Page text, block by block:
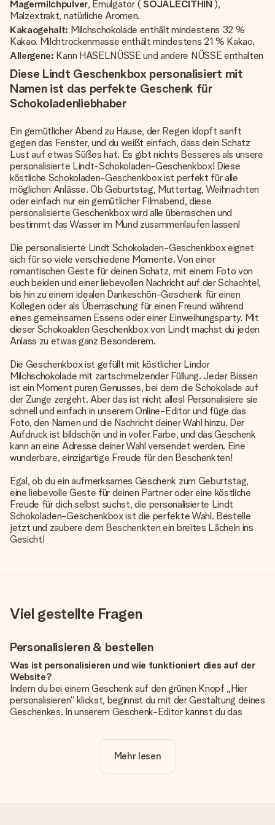
Magermilchpulver, Emulgator (SOJALECITHIN ),
Malzextrakt, natürliche Aromen.
Kakaogehalt: Milchschokolade enthält mindestens 32 %
Kakao. Milchtrockenmasse enthält mindestens 21 % Kakao.
Allergene: Kann HASELNÜSSE und andere NÜSSE enthalten
Diese Lindt Geschenkbox personalisiert mit
Namen ist das perfekte Geschenk für
Schokoladenliebhaber
Ein gemütlicher Abend zu Hause, der Regen klopft sanft
gegen das Fenster, und du weißt einfach, dass dein Schatz
Lust auf etwas Süßes hat. Es gibt nichts Besseres als unsere
personalisierte Lindt-Schokoladen-Geschenkbox! Diese
köstliche Schokoladen-Geschenkbox ist perfekt für alle
möglichen Anlässe. Ob Geburtstag, Muttertag, Weihnachten
oder einfach nur ein gemütlicher Filmabend, diese
personalisierte Geschenkbox wird alle überraschen und
bestimmt das Wasser im Mund zusammenlaufen lassen!
Die personalisierte Lindt Schokoladen-Geschenkbox eignet
sich für so viele verschiedene Momente. Von einer
romantischen Geste für deinen Schatz, mit einem Foto von
euch beiden und einer liebevollen Nachricht auf der Schachtel,
bis hin zu einem idealen Dankeschön-Geschenk für einen
Kollegen oder als Überraschung für einen Freund während
eines gemeinsamen Essens oder einer Einweihungsparty. Mit
dieser Schokoalden Geschenkbox von Lindt machst du jeden
Anlass zu etwas ganz Besonderem.
Die Geschenkbox ist gefüllt mit köstlicher Lindor
Milchschokolade mit zartschmelzender Füllung. Jeder Bissen
ist ein Moment puren Genusses, bei dem die Schokolade auf
der Zunge zergeht. Aber das ist nicht alles! Personalisiere sie
schnell und einfach in unserem Online-Editor und füge das
Foto, den Namen und die Nachricht deiner Wahl hinzu. Der
Aufdruck ist bildschön und in voller Farbe, und das Geschenk
kann an eine Adresse deiner Wahl versendet werden. Eine
wunderbare, einzigartige Freude für den Beschenkten!
Egal, ob du ein aufmerksames Geschenk zum Geburtstag,
eine liebevolle Geste für deinen Partner oder eine köstliche
Freude für dich selbst suchst, die personalisierte Lindt
Schokoladen-Geschenkbox ist die perfekte Wahl. Bestelle
jetzt und zaubere dem Beschenkten ein breites Lächeln ins
Gesicht!
Viel gestellte Fragen
Personalisieren & bestellen
Was ist personalisieren und wie funktioniert dies auf der
Website?
Indem du bei einem Geschenk auf den grünen Knopf „Hier
personalisieren“ klickst, beginnst du mit der Gestaltung deines
Geschenkes. In unserem Geschenk-Editor kannst du das
noch eines unserer angebotenen Designs, um deinem
Geschenk die perfekte Ausstrahlung zu verleihen.
Mehr lesen